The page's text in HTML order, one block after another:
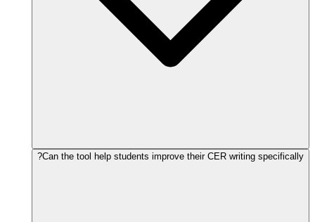
Can the tool help students improve their CER writing specifically?